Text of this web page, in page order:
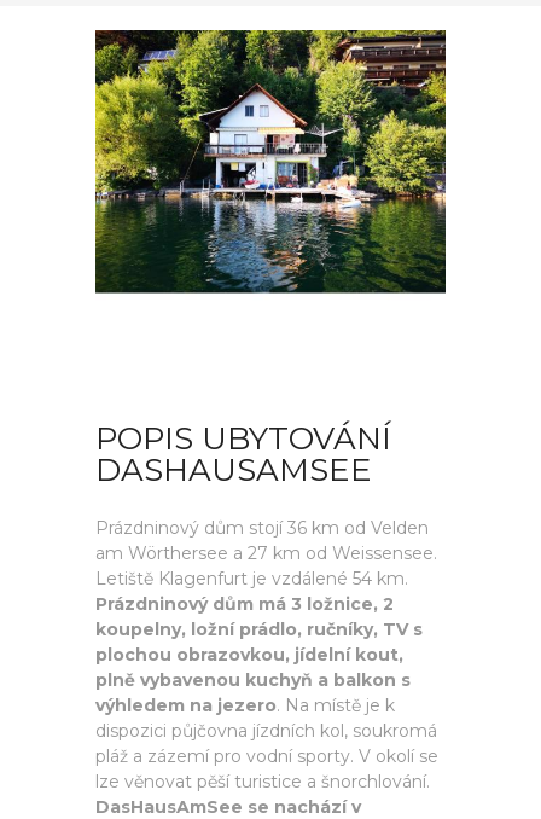
POPIS UBYTOVÁNÍ
DASHAUSAMSEE
Prázdninový dům stojí 36 km od Velden
am Wörthersee a 27 km od Weissensee.
Letiště Klagenfurt je vzdálené 54 km.
Prázdninový dům má 3 ložnice, 2
koupelny, ložní prádlo, ručníky, TV s
plochou obrazovkou, jídelní kout,
plně vybavenou kuchyň a balkon s
výhledem na jezero. Na místě je k
dispozici půjčovna jízdních kol, soukromá
pláž a zázemí pro vodní sporty. V okolí se
lze věnovat pěší turistice a šnorchlování.
DasHausAmSee se nachází v